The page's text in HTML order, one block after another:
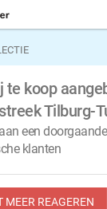
te koop
Tilburg-
een
klanten
MEER REAGEREN